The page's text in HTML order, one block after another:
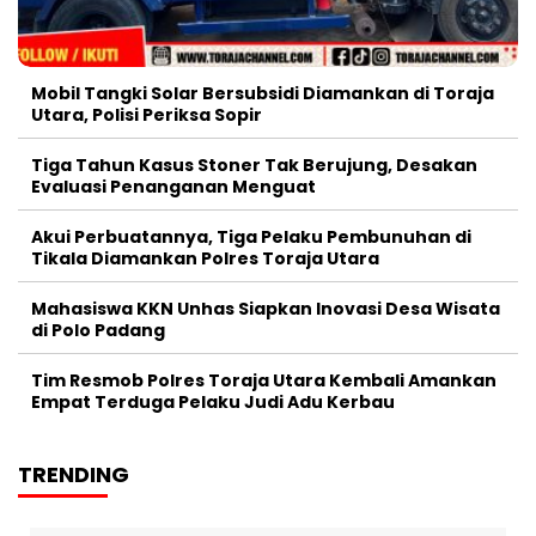
Mobil Tangki Solar Bersubsidi Diamankan di Toraja
Utara, Polisi Periksa Sopir
Tiga Tahun Kasus Stoner Tak Berujung, Desakan
Evaluasi Penanganan Menguat
Akui Perbuatannya, Tiga Pelaku Pembunuhan di
Tikala Diamankan Polres Toraja Utara
Mahasiswa KKN Unhas Siapkan Inovasi Desa Wisata
di Polo Padang
Tim Resmob Polres Toraja Utara Kembali Amankan
Empat Terduga Pelaku Judi Adu Kerbau
TRENDING